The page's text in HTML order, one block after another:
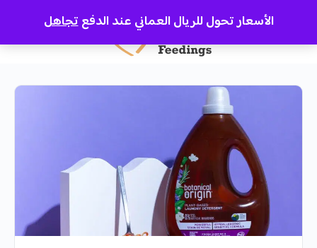
الأسعار تحول للريال العماني عند الدفعتجاهل